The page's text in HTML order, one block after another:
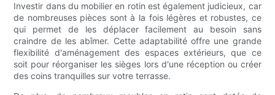
Investir dans du mobilier en rotin est également judicieux, car
de nombreuses pièces sont à la fois légères et robustes, ce
qui permet de les déplacer facilement au besoin sans
craindre de les abîmer. Cette adaptabilité offre une grande
flexibilité d'aménagement des espaces extérieurs, que ce
soit pour réorganiser les sièges lors d'une réception ou créer
des coins tranquilles sur votre terrasse.